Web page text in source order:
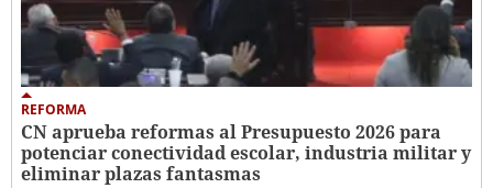
REFORMA
CN aprueba reformas al Presupuesto 2026 para
potenciar conectividad escolar, industria militar y
eliminar plazas fantasmas